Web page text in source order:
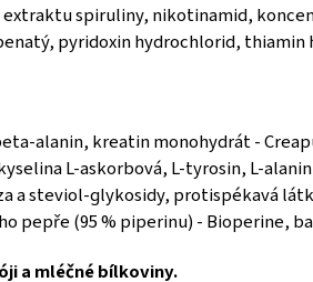
spiruliny, nikotinamid,
pyridoxin hydrochlorid,
alanin, kreatin monohydrát -
L-askorbová, L-tyrosin, L-
a steviol-glykosidy, protispékavá
pepře (95 % piperinu) - Bioperine,
a mléčné bílkoviny.